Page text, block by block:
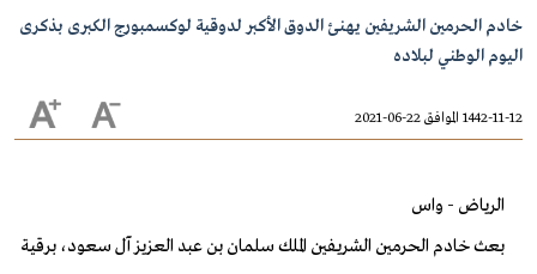
خادم الحرمين الشريفين يهنئ الدوق الأكبر لدوقية لوكسمبورج الكبرى بذكرى
اليوم الوطني لبلاده
1442-11-12 الموافق 22-06-2021
الرياض - واس
بعث خادم الحرمين الشريفين الملك سلمان بن عبد العزيز آل سعود، برقية